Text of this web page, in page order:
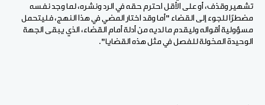
تشهير وقذف، أو على الأقل احترم حقه في الرد ونشره، لما وجد نفسه
مضطرًا للجوء إلى القضاء "أما وقد اختار المضي في هذا النهج، فليتحمل
مسؤولية أقواله وليقدم ما لديه من أدلة أمام القضاء، الذي يبقى الجهة
الوحيدة المخولة للفصل في مثل هذه القضايا".